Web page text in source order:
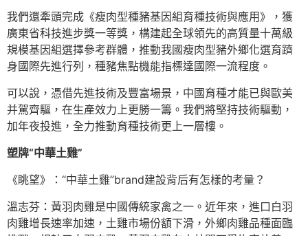
我們還牽頭完成《瘦肉型種豬基因組育種技術與應用》，獲
廣東省科技進步獎一等獎，構建起全球領先的高質量十萬級
規模基因組選擇參考群體，推動我國瘦肉型豬外鄉化選育躋
身國際先進行列，種豬焦點機能指標達國際一流程度。
可以說，憑借先進技術及豐富場景，中國育種才能已與歐美
并駕齊驅，在生產效力上更勝一籌。我們將堅持技術驅動，
加年夜投進，全力推動育種技術更上一層樓。
塑牌“中華土雞”
《眺望》：“中華土雞”brand建設背后有怎樣的考量？
溫志芬：黃羽肉雞是中國傳統家禽之一。近年來，進口白羽
肉雞增長速率加速，土雞市場份額下滑，外鄉肉雞品種面臨